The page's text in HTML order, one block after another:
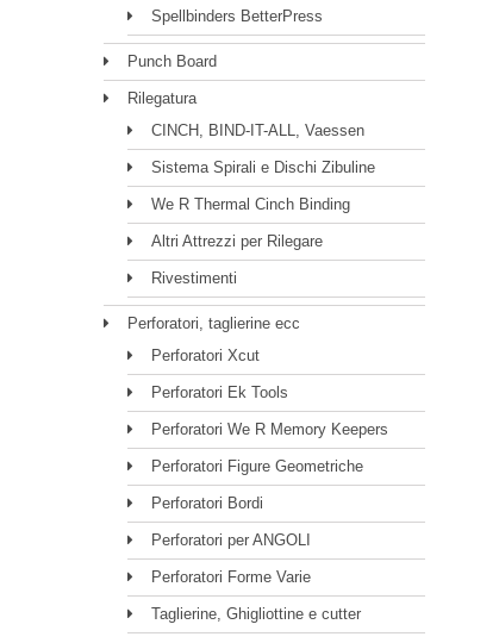
Spellbinders BetterPress
Punch Board
Rilegatura
CINCH, BIND-IT-ALL, Vaessen
Sistema Spirali e Dischi Zibuline
We R Thermal Cinch Binding
Altri Attrezzi per Rilegare
Rivestimenti
Perforatori, taglierine ecc
Perforatori Xcut
Perforatori Ek Tools
Perforatori We R Memory Keepers
Perforatori Figure Geometriche
Perforatori Bordi
Perforatori per ANGOLI
Perforatori Forme Varie
Taglierine, Ghigliottine e cutter